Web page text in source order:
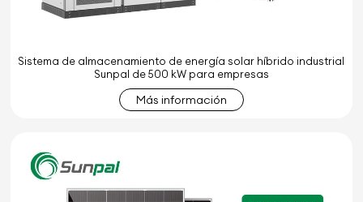
Sistema de almacenamiento de energía solar híbrido industrial
Sunpal de 500 kW para empresas
Más información